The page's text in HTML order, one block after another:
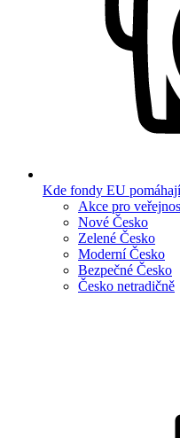
Kde fondy EU pomáhají
Akce pro
Nové Česko
Zelené Česko
Moderní Česko
Bezpečné Česko
Česko netradičně